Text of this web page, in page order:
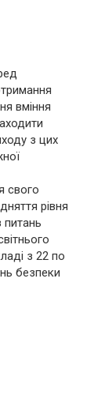
вміння
з цих
свого
рівня
питань
з 22 по
безпеки